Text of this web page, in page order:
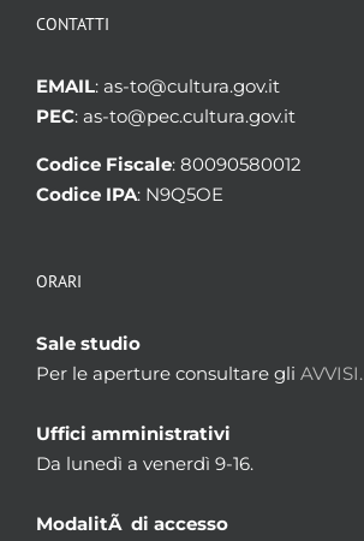
CONTATTI
EMAIL: as-to@cultura.gov.it
PEC: as-to@pec.cultura.gov.it
Codice Fiscale: 80090580012
Codice IPA: N9Q5OE
ORARI
Sale studio
Per le aperture consultare gli AVVISI.
Uffici amministrativi
Da lunedì a venerdì 9-16.
ModalitÃ di accesso